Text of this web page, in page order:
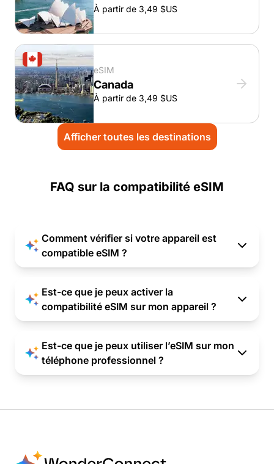
À partir de 3,49 $US
eSIM
Canada
À partir de 3,49 $US
Afficher toutes les destinations
FAQ sur la compatibilité eSIM
Comment vérifier si votre appareil est
compatible eSIM ?
Est-ce que je peux activer la
compatibilité eSIM sur mon appareil ?
Est-ce que je peux utiliser l’eSIM sur mon
téléphone professionnel ?